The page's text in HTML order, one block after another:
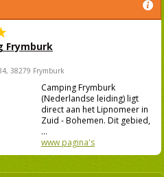
Frymburk
38279 Frymburk
Camping Frymburk
(Nederlandse leiding) ligt
direct aan het Lipnomeer in
Zuid - Bohemen. Dit gebied,
...
www pagina's